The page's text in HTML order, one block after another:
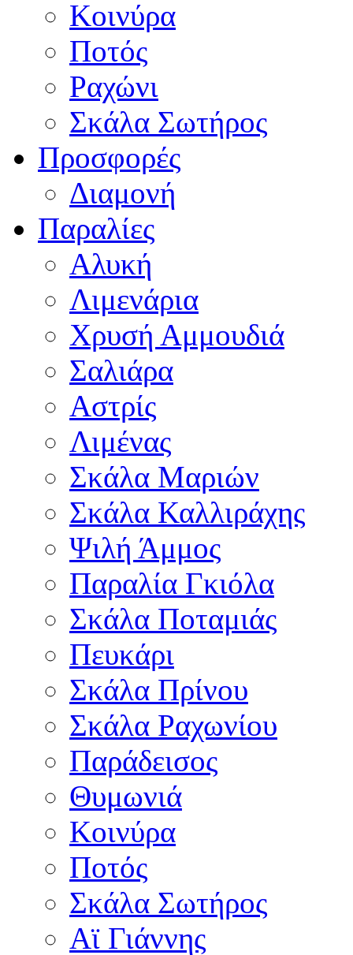
Κοινύρα
Ποτός
Ραχώνι
Σκάλα Σωτήρος
Προσφορές
Διαμονή
Παραλίες
Αλυκή
Λιμενάρια
Χρυσή Αμμουδιά
Σαλιάρα
Αστρίς
Λιμένας
Σκάλα Μαριών
Σκάλα Καλλιράχης
Ψιλή Άμμος
Παραλία Γκιόλα
Σκάλα Ποταμιάς
Πευκάρι
Σκάλα Πρίνου
Σκάλα Ραχωνίου
Παράδεισος
Θυμωνιά
Κοινύρα
Ποτός
Σκάλα Σωτήρος
Αϊ Γιάννης